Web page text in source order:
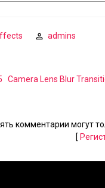
admins
Camera Lens Blur
комментарии могут
[